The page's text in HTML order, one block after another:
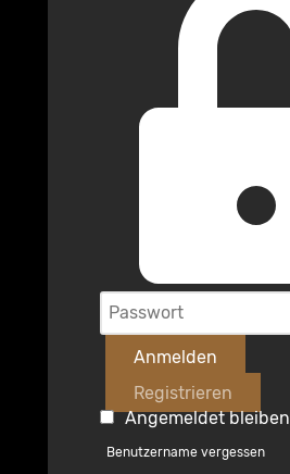
Anmelden
Registrieren
Angemeldet bleiben
Benutzername vergessen